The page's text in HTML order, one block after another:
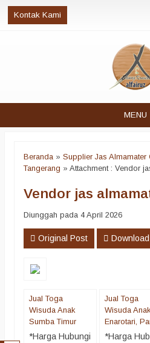
Kontak Kami
MENU
Beranda » Supplier Jas Almamater
Tangerang » Attachment : Vendor
Vendor jas
Diunggah pada 4 April 2026
Original Post
Jual Toga
Wisuda Anak
Sumba Timur
*Harga Hubungi
Jual Toga
Wisuda Anak
Enarotari,
*Harga